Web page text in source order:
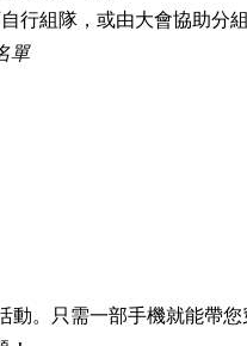
行組隊，或由大會協助分組
單
動。只需一部手機就能帶